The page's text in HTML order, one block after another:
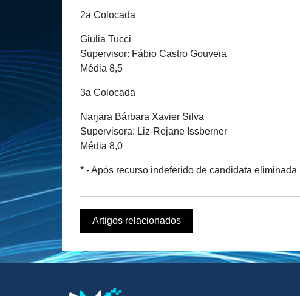
2a Colocada
Giulia Tucci
Supervisor: Fábio Castro Gouveia
Média 8,5
3a Colocada
Narjara Bárbara Xavier Silva
Supervisora: Liz-Rejane Issberner
Média 8,0
* - Após recurso indeferido de candidata eliminada
Artigos relacionados